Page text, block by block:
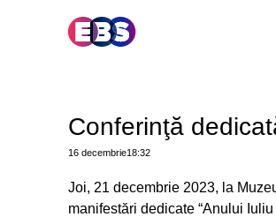
Conferinţă
16 decembrie18:32
Joi, 21 decembrie 2023, la
manifestări dedicate “Anului Iuliu